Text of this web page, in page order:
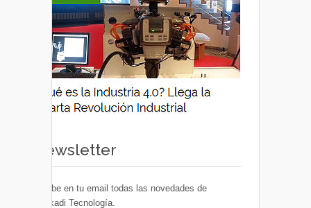
Newsletter
Recibe en tu email todas las novedades de
Euskadi Tecnología.